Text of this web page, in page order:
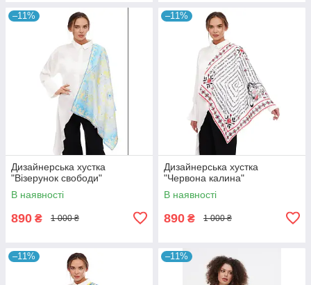
–11%
Дизайнерська хустка
"Візерунок свободи"
В наявності
890 ₴ 1 000 ₴
–11%
Дизайнерська хустка
"Червона калина"
В наявності
890 ₴ 1 000 ₴
–11% –11%